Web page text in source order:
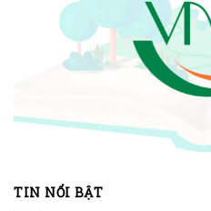
TIN NỔI BẬT